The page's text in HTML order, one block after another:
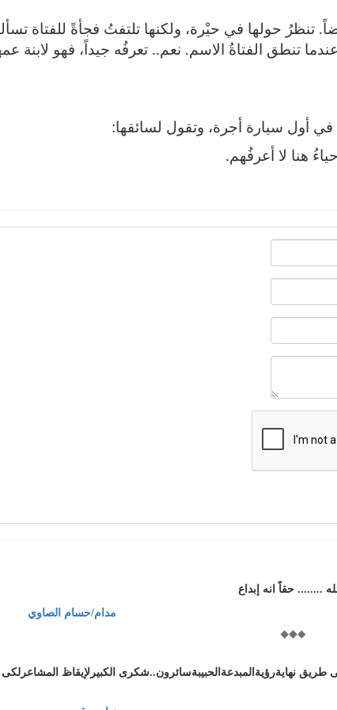
تنظرُ حولها في حيْرة، ولكنها تلتفتُ فجأةً للفتاة
تنطق الفتاةُ الاسم. نعم.. تعرفُه جيداً، فهو لابنة
في أول سيارة أجرة، وتقول لسائقها:
هنا لا أعرفُهم.
........ حقاً انه إبداع
مدام/حسام الصاوي
طريق نهايةرؤيةالمبدعةالحبيبةسائرون..شكرى الكبيرلإيقاظ المشاعرلكى